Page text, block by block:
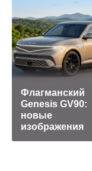
Флагманский
Genesis GV90:
новые
изображения